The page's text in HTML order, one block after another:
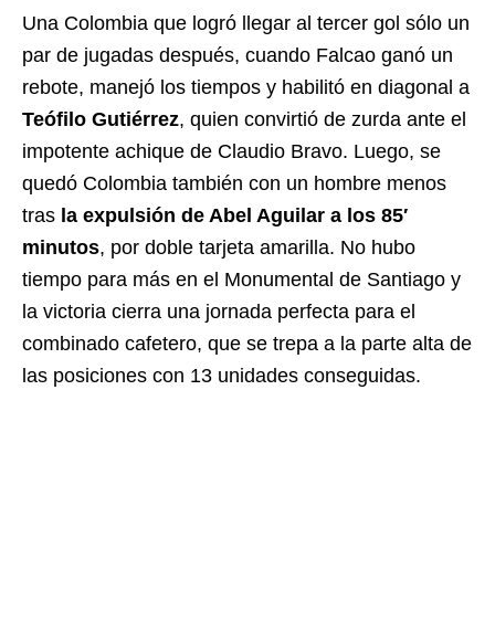
Una Colombia que logró llegar al tercer gol sólo un
par de jugadas después, cuando Falcao ganó un
rebote, manejó los tiempos y habilitó en diagonal a
Teófilo Gutiérrez, quien convirtió de zurda ante el
impotente achique de Claudio Bravo. Luego, se
quedó Colombia también con un hombre menos
tras la expulsión de Abel Aguilar a los 85′
minutos, por doble tarjeta amarilla. No hubo
tiempo para más en el Monumental de Santiago y
la victoria cierra una jornada perfecta para el
combinado cafetero, que se trepa a la parte alta de
las posiciones con 13 unidades conseguidas.